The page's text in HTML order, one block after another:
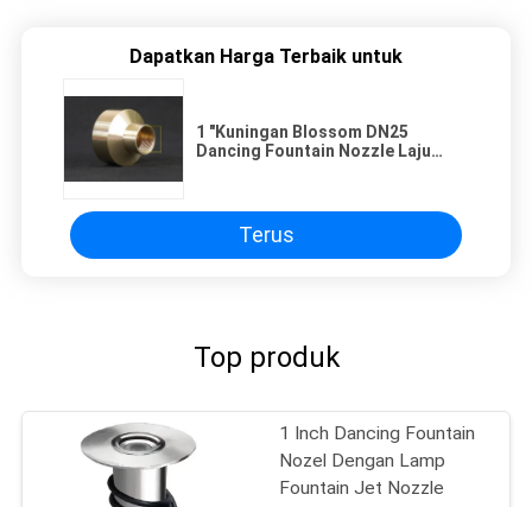
Dapatkan Harga Terbaik untuk
1 "Kuningan Blossom DN25
Dancing Fountain Nozzle Laju
Terus
Top produk
1 Inch Dancing Fountain
Nozel Dengan Lamp
Fountain Jet Nozzle